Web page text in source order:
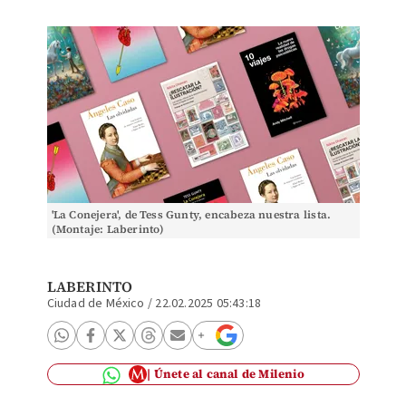
'La Conejera', de Tess Gunty, encabeza nuestra lista.
(Montaje: Laberinto)
LABERINTO
Ciudad de México / 22.02.2025 05:43:18
Únete al canal de Milenio